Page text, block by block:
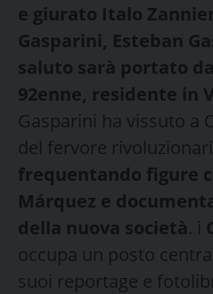
e giurato Italo
Gasparini, Esteban
saluto sarà portato
92enne, residente in
Gasparini ha vissuto a
del fervore
frequentando figure
Márquez e
della nuova società. i
occupa un posto
suoi reportage e